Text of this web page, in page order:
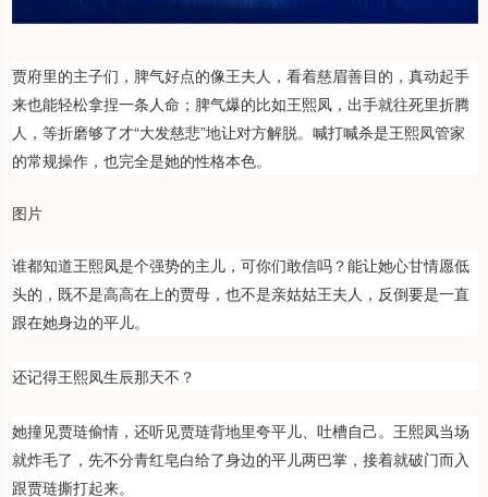
贾府里的主子们，脾气好点的像王夫人，看着慈眉善目的，真动起手
来也能轻松拿捏一条人命；脾气爆的比如王熙凤，出手就往死里折腾
人，等折磨够了才“大发慈悲”地让对方解脱。喊打喊杀是王熙凤管家
的常规操作，也完全是她的性格本色。
图片
谁都知道王熙凤是个强势的主儿，可你们敢信吗？能让她心甘情愿低
头的，既不是高高在上的贾母，也不是亲姑姑王夫人，反倒要是一直
跟在她身边的平儿。
还记得王熙凤生辰那天不？
她撞见贾琏偷情，还听见贾琏背地里夸平儿、吐槽自己。王熙凤当场
就炸毛了，先不分青红皂白给了身边的平儿两巴掌，接着就破门而入
跟贾琏撕打起来。